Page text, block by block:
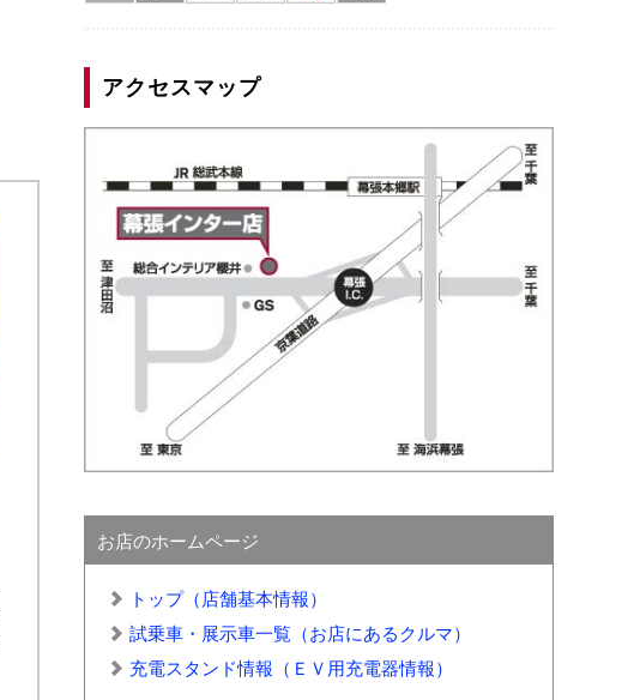
アクセスマップ
お店のホームページ
トップ（店舗基本情報）
試乗車・展示車一覧（お店にあるクルマ）
充電スタンド情報（ＥＶ用充電器情報）